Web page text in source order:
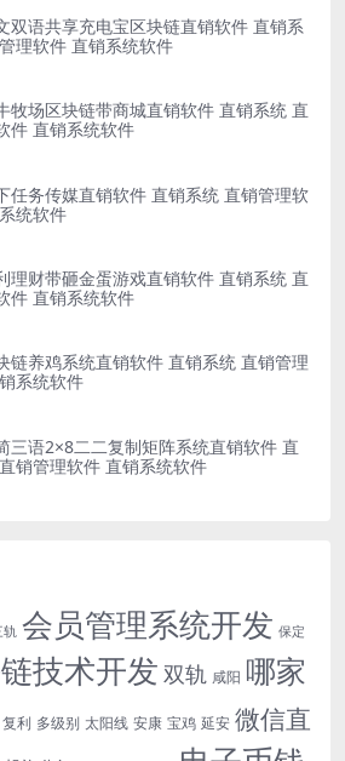
双语共享充电宝区块链直销软件 直销系
理软件 直销系统软件
牧场区块链带商城直销软件 直销系统 直
件 直销系统软件
任务传媒直销软件 直销系统 直销管理软
统软件
理财带砸金蛋游戏直销软件 直销系统 直
件 直销系统软件
链养鸡系统直销软件 直销系统 直销管理
系统软件
三语2×8二二复制矩阵系统直销软件 直
销管理软件 直销系统软件
轨 会员管理系统开发 保定
技术开发 双轨 咸阳 哪家
复利 多级别 太阳线 安康 宝鸡 延安 微信直